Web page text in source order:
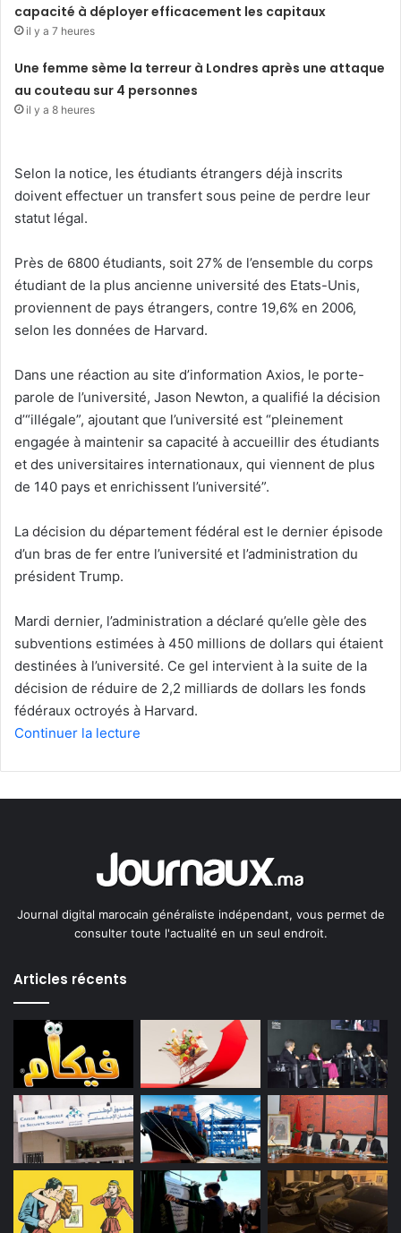
capacité à déployer efficacement les capitaux
il y a 7 heures
Une femme sème la terreur à Londres après une attaque
au couteau sur 4 personnes
il y a 8 heures
Selon la notice, les étudiants étrangers déjà inscrits
doivent effectuer un transfert sous peine de perdre leur
statut légal.
Près de 6800 étudiants, soit 27% de l’ensemble du corps
étudiant de la plus ancienne université des Etats-Unis,
proviennent de pays étrangers, contre 19,6% en 2006,
selon les données de Harvard.
Dans une réaction au site d’information Axios, le porte-
parole de l’université, Jason Newton, a qualifié la décision
d’“illégale”, ajoutant que l’université est “pleinement
engagée à maintenir sa capacité à accueillir des étudiants
et des universitaires internationaux, qui viennent de plus
de 140 pays et enrichissent l’université”.
La décision du département fédéral est le dernier épisode
d’un bras de fer entre l’université et l’administration du
président Trump.
Mardi dernier, l’administration a déclaré qu’elle gèle des
subventions estimées à 450 millions de dollars qui étaient
destinées à l’université. Ce gel intervient à la suite de la
décision de réduire de 2,2 milliards de dollars les fonds
fédéraux octroyés à Harvard.
Continuer la lecture
Journal digital marocain généraliste indépendant, vous permet de
consulter toute l'actualité en un seul endroit.
Articles récents